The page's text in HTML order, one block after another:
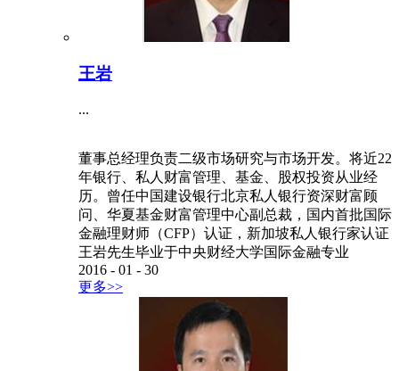
王岩
...
董事总经理负责二级市场研究与市场开发。将近22
年银行、私人财富管理、基金、股权投资从业经
历。曾任中国建设银行北京私人银行资深财富顾
问、华夏基金财富管理中心副总裁，国内首批国际
金融理财师（CFP）认证，新加坡私人银行家认证
王岩先生毕业于中央财经大学国际金融专业
2016 - 01 - 30
更多>>